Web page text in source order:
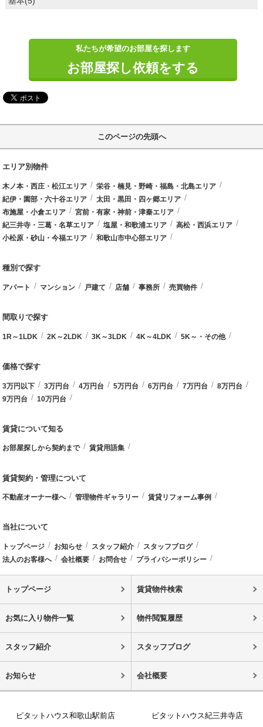
私たちが希望のお部屋を探します
お部屋探し依頼をする
このページの先頭へ
エリア別物件
木ノ本・西庄・松江エリア
栄谷・楠見・野崎・福島・北島エリア
紀伊・園部・六十谷エリア
太田・黒田・四ヶ郷エリア
布施屋・小倉エリア
宮前・有家・神前・津秦エリア
紀三井寺・三葛・名草エリア
塩屋・和歌浦エリア
高松・西浜エリア
小松原・砂山・今福エリア
和歌山市中心部エリア
種別で探す
アパート マンション 戸建て 店舗 事務所 売買物件
間取りで探す
1R～1LDK 2K～2LDK 3K～3LDK 4K～4LDK 5K～・その他
価格で探す
3万円以下 3万円台 4万円台 5万円台 6万円台 7万円台
8万円台
9万円台
10万円台
賃貸について知る
お部屋探しから契約まで 賃貸用語集
賃貸契約・管理について
不動産オーナー様へ 管理物件ギャラリー 賃貸リフォーム事例
当社について
トップページ お知らせ スタッフ紹介
スタッフブログ
法人のお客様へ
会社概要 お問合せ プライバシーポリシー
トップページ 賃貸物件検索
お気に入り物件一覧 物件閲覧履歴
スタッフ紹介 スタッフブログ
お知らせ 会社概要
ピタットハウス和歌山駅前店 ピタットハウス紀三井寺店